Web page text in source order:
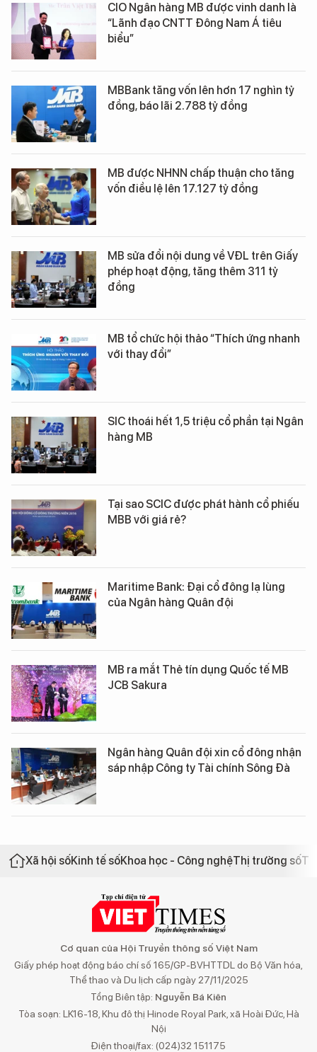
CIO Ngân hàng MB được vinh danh là
“Lãnh đạo CNTT Đông Nam Á tiêu
biểu”
MBBank tăng vốn lên hơn 17 nghìn tỷ
đồng, báo lãi 2.788 tỷ đồng
MB được NHNN chấp thuận cho tăng
vốn điều lệ lên 17.127 tỷ đồng
MB sửa đổi nội dung về VĐL trên Giấy
phép hoạt động, tăng thêm 311 tỷ
đồng
MB tổ chức hội thảo “Thích ứng nhanh
với thay đổi”
SIC thoái hết 1,5 triệu cổ phần tại Ngân
hàng MB
Tại sao SCIC được phát hành cổ phiếu
MBB với giá rẻ?
Maritime Bank: Đại cổ đông lạ lùng
của Ngân hàng Quân đội
MB ra mắt Thẻ tín dụng Quốc tế MB
JCB Sakura
Ngân hàng Quân đội xin cổ đông nhận
sáp nhập Công ty Tài chính Sông Đà
Xã hội sốKinh tế sốKhoa học - Công nghệThị trường số
Cơ quan của Hội Truyền thông số Việt Nam
Giấy phép hoạt động báo chí số 165/GP-BVHTTDL do Bộ Văn hóa,
Thể thao và Du lịch cấp ngày 27/11/2025
Tổng Biên tập: Nguyễn Bá Kiên
Tòa soạn: LK16-18, Khu đô thị Hinode Royal Park, xã Hoài Đức, Hà
Nội
Điện thoại/fax: (024)32 151175